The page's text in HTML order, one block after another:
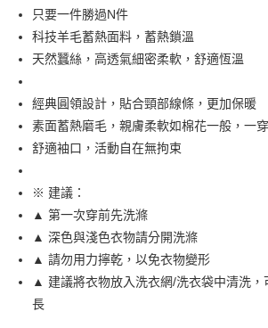
全盈+PAY
大哥付你分期
【大哥付你分期使用說明】
1.本服務由台灣大哥大提供，台灣大哥大用戶可立即
2.付款方式選擇「大哥付你分期」，訂單成立後會自
流程，驗證手機門號後，選擇欲分期的期數、繳款
3.實際核准額度、可分期數及費用金額請依後續交易
4.訂單成立30分鐘內，如未前往確認交易或遇審核未
消。如遇「轉專審核」未通過狀況，表示未達大哥
法說明評估內容。
【繳款方式說明】
1.分期款項不併入電信帳單，「大哥付你分期」於每
2.透過簡訊連結打開帳單後，可選擇「超商條碼／
帳／街口支付／iPASS MONEY」等通路繳費。
AFTEE先享後付
相關說明
【關於「AFTEE先享後付」】
１．簡單：不需註冊會員、不需綁卡、不需儲值。
２．便利：只要手機號碼，簡訊認證，即可結帳。
３．安心：先確認商品／服務後，再付款。
【「AFTEE先享後付」結帳流程】
１．於結帳方式選擇「AFTEE先享後付」後，將跳
２．訂單成立數日內，您將收到繳費通知簡訊。
相關說明
會員帳號後，即可在購物車使用 Hami Point 折抵消
ATM付款
貨到付款
只要一件勝過N件
科技羊毛蓄熱面料，蓄熱鎖溫
天然蠶絲，高透氣細密柔軟，舒適恆溫
經典圓領設計，貼合頸部線條，更加保暖
素面蓄熱磨毛，親膚柔軟如棉花一般，一
舒適袖口，活動自在無拘束
※ 建議：
▲ 第一次穿前先洗滌
▲ 深色與淺色衣物請分開洗滌
▲ 請勿用力擰乾，以免衣物變形
▲ 建議將衣物放入洗衣網/洗衣袋中清洗，
長